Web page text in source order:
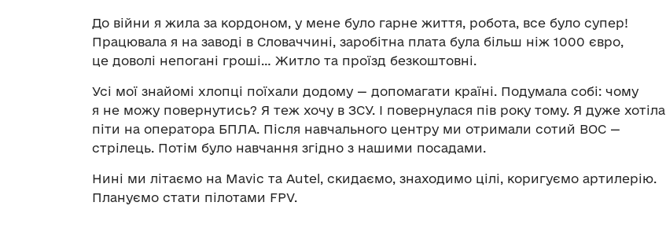
До війни я жила за кордоном, у мене було гарне життя, робота, все було супер!
Працювала я на заводі в Словаччині, заробітна плата була більш ніж 1000 євро,
це доволі непогані гроші… Житло та проїзд безкоштовні.
Усі мої знайомі хлопці поїхали додому — допомагати країні. Подумала собі: чому
я не можу повернутись? Я теж хочу в ЗСУ. І повернулася пів року тому. Я дуже хотіла
піти на оператора БПЛА. Після навчального центру ми отримали сотий ВОС —
стрілець. Потім було навчання згідно з нашими посадами.
Нині ми літаємо на Mavic та Autel, скидаємо, знаходимо цілі, коригуємо артилерію.
Плануємо стати пілотами FPV.